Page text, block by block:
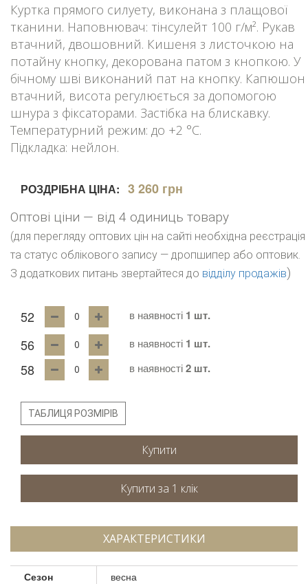
Куртка прямого силуету, виконана з плащової
тканини. Наповнювач: тінсулейт 100 г/м². Рукав
втачний, двошовний. Кишеня з листочкою на
потайну кнопку, декорована патом з кнопкою. У
бічному шві виконаний пат на кнопку. Капюшон
втачний, висота регулюється за допомогою
шнура з фіксаторами. Застібка на блискавку.
Температурний режим: до +2 °C.
Підкладка: нейлон.
РОЗДРІБНА ЦІНА: 3 260 грн
Оптові ціни — від 4 одиниць товару
(для перегляду оптових цін на сайті необхідна реєстрація
та статус облікового запису — дропшипер або оптовик.
З додаткових питань звертайтеся до відділу продажів)
52 в наявності 1 шт.
56 в наявності 1 шт.
58 в наявності2 шт.
ТАБЛИЦЯ РОЗМІРІВ
Купити
ХАРАКТЕРИСТИКИ
Сезон
весна